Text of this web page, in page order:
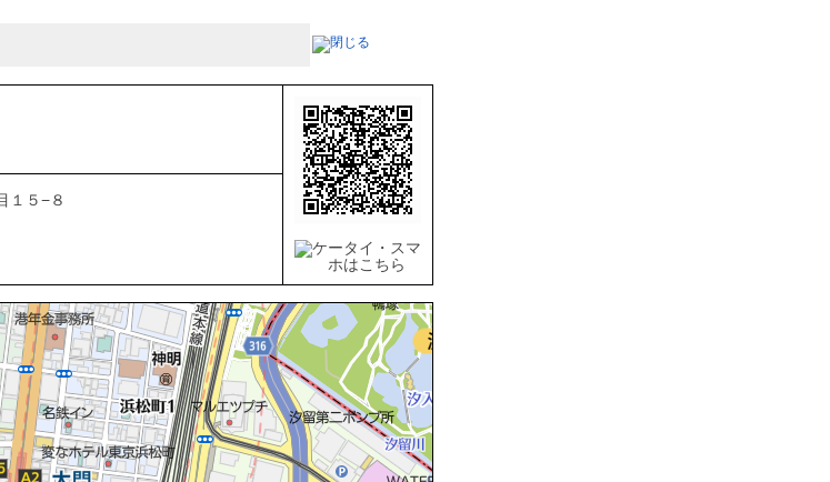
１５−８